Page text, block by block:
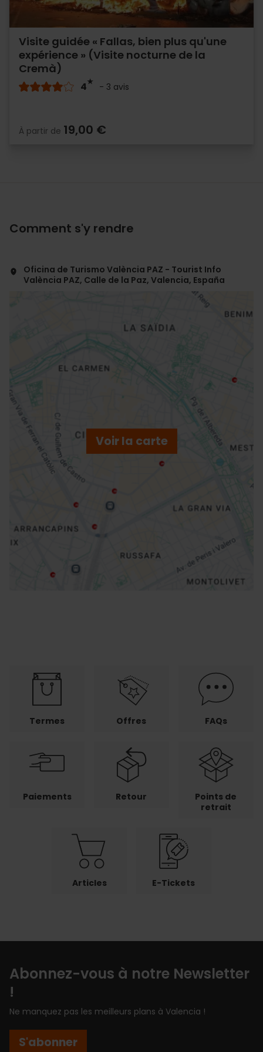
Visite guidée « Fallas, bien plus qu'une
expérience » (Visite nocturne de la
Cremà)
4 - 3 avis
À partir de 19,00 €
Comment s'y rendre
Oficina de Turismo València PAZ - Tourist Info
València PAZ, Calle de la Paz, Valencia, España
Voir la carte
Termes Offres FAQs
Paiements Retour
Points de
retrait
Articles E-Tickets
Abonnez-vous à notre Newsletter
!
Ne manquez pas les meilleurs plans à Valencia !
S'abonner